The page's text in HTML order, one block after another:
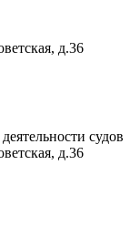
д.36
судов
д.36